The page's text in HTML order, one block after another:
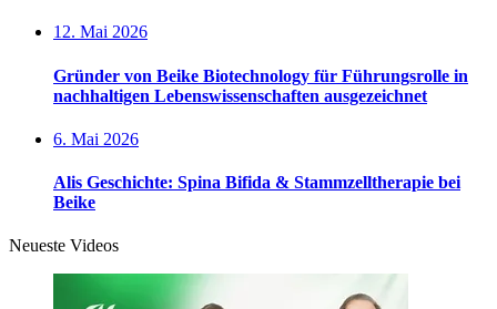
12. Mai 2026
Gründer von Beike Biotechnology für Führungsrolle in
nachhaltigen Lebenswissenschaften ausgezeichnet
6. Mai 2026
Alis Geschichte: Spina Bifida & Stammzelltherapie bei
Beike
Neueste Videos